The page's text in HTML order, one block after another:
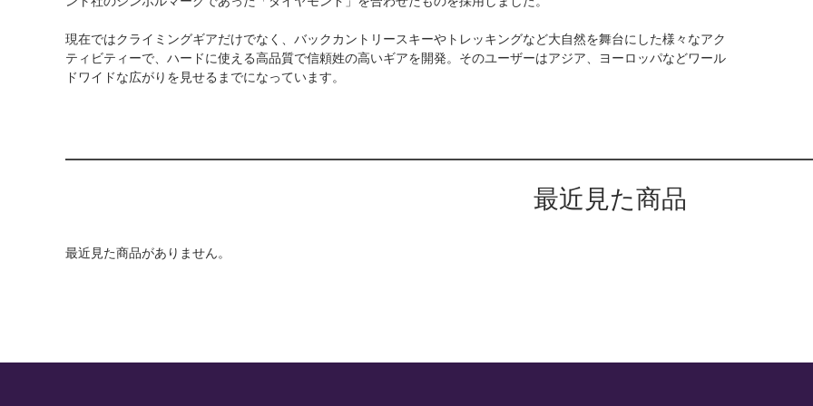
現在ではクライミングギアだけでなく、バックカントリースキーやトレッキングなど大自然を舞台にした様々なアク
ティビティーで、ハードに使える高品質で信頼姓の高いギアを開発。そのユーザーはアジア、ヨーロッパなどワール
ドワイドな広がりを見せるまでになっています。
最近見た商品
最近見た商品がありません。